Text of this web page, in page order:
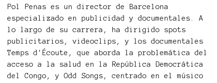
Pol Penas es un director de Barcelona
especializado en publicidad y documentales. A
lo largo de su carrera, ha dirigido spots
publicitarios, videoclips, y los documentales
Temps d'Écoute, que aborda la problemática del
acceso a la salud en la República Democrática
del Congo, y Odd Songs, centrado en el músico